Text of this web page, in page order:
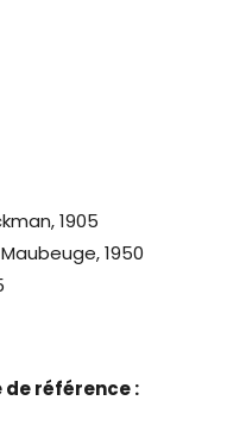
1905
1950
référence :